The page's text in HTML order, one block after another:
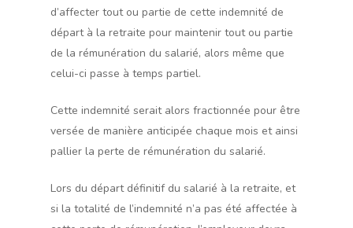
d’affecter tout ou partie de cette indemnité de
départ à la retraite pour maintenir tout ou partie
de la rémunération du salarié, alors même que
celui-ci passe à temps partiel.
Cette indemnité serait alors fractionnée pour être
versée de manière anticipée chaque mois et ainsi
pallier la perte de rémunération du salarié.
Lors du départ définitif du salarié à la retraite, et
si la totalité de l’indemnité n’a pas été affectée à